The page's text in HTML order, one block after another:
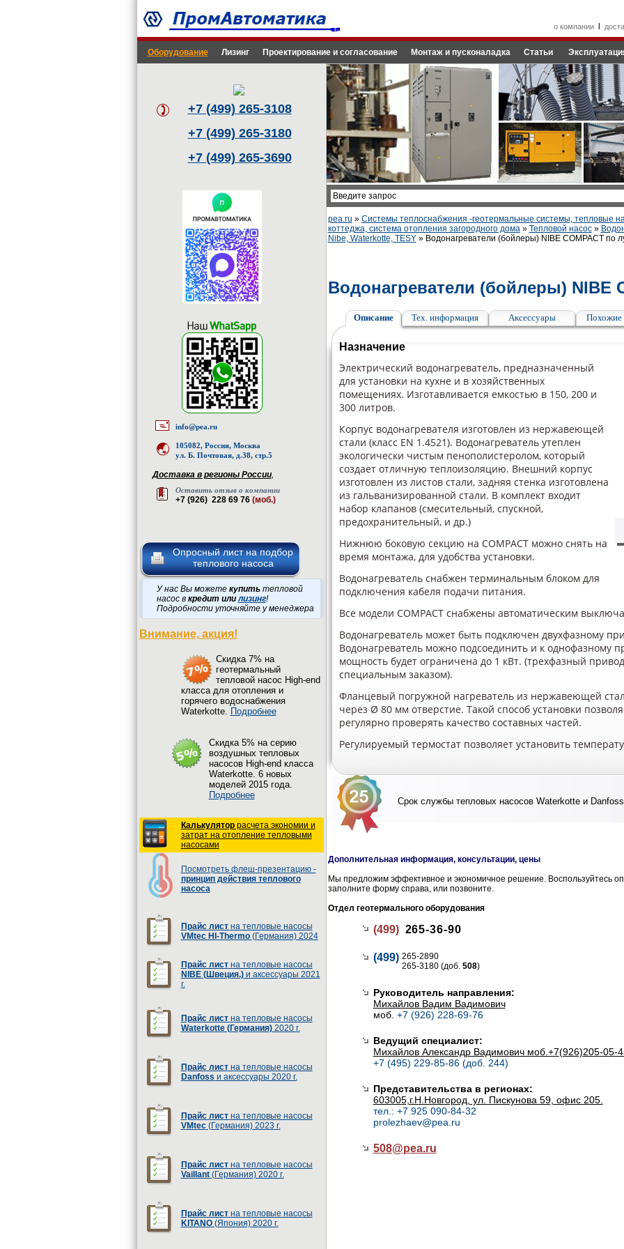
о компанииl
Оборудование Лизинг Проектирование и согласование Монтаж и пусконаладка Статьи
+7 (499) 265-3108
+7 (499) 265-3180
+7 (499) 265-3690
info@pea.ru
105082, Россия, Москва
ул. Б. Почтовая, д.38, стр.5
Доставка в регионы России,
Оставить отзыв о компании
+7 (926) 228 69 76 (моб.)
Опросный лист на подбор
теплового насоса
У нас Вы можете купитьтепловой
насос в кредит илилизинг!
Подробности уточняйте у менеджера
Внимание, акция!
Cкидка 7% на
геотермальный
тепловой насос High-end
класса для отопления и
горячего водоснабжения
Waterkotte. Подробнее
Cкидка 5% на серию
воздушных тепловых
насосов High-end класса
Waterkotte. 6 новых
моделей 2015 года.
Подробнее
Калькуляторрасчета экономии и
затрат на отопление тепловыми
насосами
Посмотреть флеш-презентацию -
принцип действия теплового
насоса
Прайс лист на тепловые насосы
VMtec HI-Thermo (Германия) 2024
Прайс листна тепловые насосы
NIBE (Швеция.)и аксессуары 2021
г.
Прайс лист на тепловые насосы
Waterkotte (Германия)2020 г.
Прайс листна тепловые насосы
Danfoss и аксессуары 2020 г.
Прайс листна тепловые насосы
VMtec(Германия) 2023 г.
Прайс листна тепловые насосы
Vaillant(Германия) 2020 г.
Прайс листна тепловые насосы
KITANO(Япония) 2020 г.
pea.ru » Системы теплоснабжения -геотермальные системы, тепловые
коттеджа, система отопления загородного дома» Тепловой насос»
Nibe, Waterkotte, TESY» Водонагреватели (бойлеры) NIBE COMPACT по
Водонагреватели (бойлеры) NIBE
Описание Тех. информация Аксессуары Похожие
Назначение
Электрический водонагреватель, предназначенный
для установки на кухне и в хозяйственных
помещениях. Изготавливается емкостью в 150, 200 и
300 литров.
Корпус водонагревателя изготовлен из нержавеющей
стали (класс EN 1.4521). Водонагреватель утеплен
экологически чистым пенополистеролом, который
создает отличную теплоизоляцию. Внешний корпус
изготовлен из листов стали, задняя стенка изготовлена
из гальванизированной стали. В комплект входит
набор клапанов (смесительный, спускной,
предохранительный, и др.)
Нижнюю боковую секцию на COMPACT можно снять на
время монтажа, для удобства установки.
Водонагреватель снабжен терминальным блоком для
подключения кабеля подачи питания.
Все модели COMPACT снабжены автоматическим
Водонагреватель может быть подключен двухфазному
Водонагреватель можно подсоединить и к однофазному
мощность будет ограничена до 1 кВт. (трехфазный
специальным заказом).
Фланцевый погружной нагреватель из нержавеющей
через Ø 80 мм отверстие. Такой способ установки
регулярно проверять качество составных частей.
Регулируемый термостат позволяет установить
Срок службы тепловых насосов Waterkotte и
Дополнительная информация, консультации, цены
Мы предложим эффективное и экономичное решение. Воспользуйтесь
заполните форму справа, или позвоните.
Отдел геотермального оборудования
(499) 265-36-90
(499) 265-2890
265-3180 (доб. 508)
Руководитель направления:
Михайлов Вадим Вадимович
моб. +7 (926) 228-69-76
Ведущий специалист:
Михайлов Александр Вадимович моб.+7(926)205-05-
+7 (495) 229-85-86 (доб. 244)
Представительства в регионах:
603005,г.Н.Новгород, ул. Пискунова 59, офис 205.
тел.: +7 925 090-84-32
prolezhaev@pea.ru
508@pea.ru